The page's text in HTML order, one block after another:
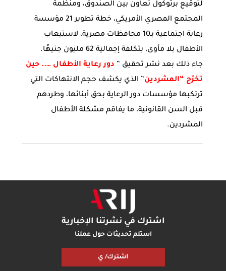
لتوقيع برتوكول تعاون بين الصندوق، ومنظمة
المجتمع المصري الأمريكي، خطة تطوير 21 مؤسسة
رعاية اجتماعية بـ10 محافظات مصرية، لاستيعاب
الأطفال بلا مأوى، بتكلفة إجمالية 62 مليون جنيهًا.
جاء ذلك بعد نشر تحقيق ” دور رعاية الأطفال ….. حين
تخرّج “المشردين” الذي يكشف حجم الانتهاكات التي
ترتكبها مؤسسات دور الرعاية بحق أبنائها، وطردهم
قبل السن القانونية، ما يفاقم مشكلة الأطفال
المشردين.
اشترك في نشرتنا الإخبارية
استلم تحديثات حول عملنا
اشترك/ ي